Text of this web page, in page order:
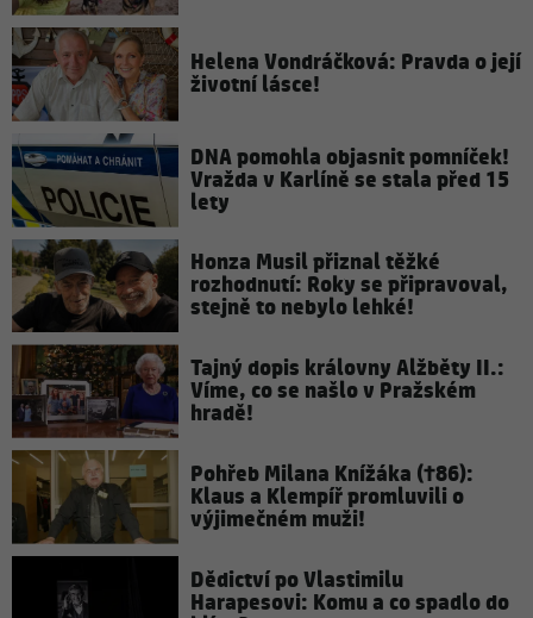
Helena Vondráčková: Pravda o její
životní lásce!
DNA pomohla objasnit pomníček!
Vražda v Karlíně se stala před 15
lety
Honza Musil přiznal těžké
rozhodnutí: Roky se připravoval,
stejně to nebylo lehké!
Tajný dopis královny Alžběty II.:
Víme, co se našlo v Pražském
hradě!
Pohřeb Milana Knížáka (†86):
Klaus a Klempíř promluvili o
výjimečném muži!
Dědictví po Vlastimilu
Harapesovi: Komu a co spadlo do